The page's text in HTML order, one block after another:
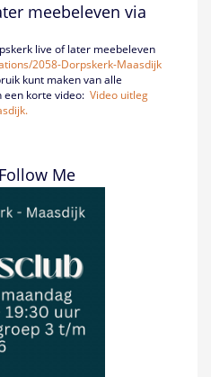
meebeleven via
live of later meebeleven
2058-Dorpskerk-Maasdijk
kunt maken van alle
korte video: Video uitleg
Me